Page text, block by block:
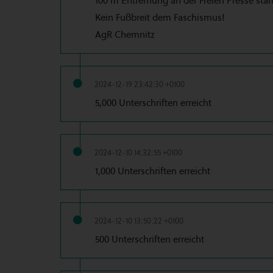
Kein Fußbreit dem Faschismus!
AgR Chemnitz
2024-12-19 23:42:30 +0100
5,000 Unterschriften erreicht
2024-12-10 14:32:55 +0100
1,000 Unterschriften erreicht
2024-12-10 13:50:22 +0100
500 Unterschriften erreicht